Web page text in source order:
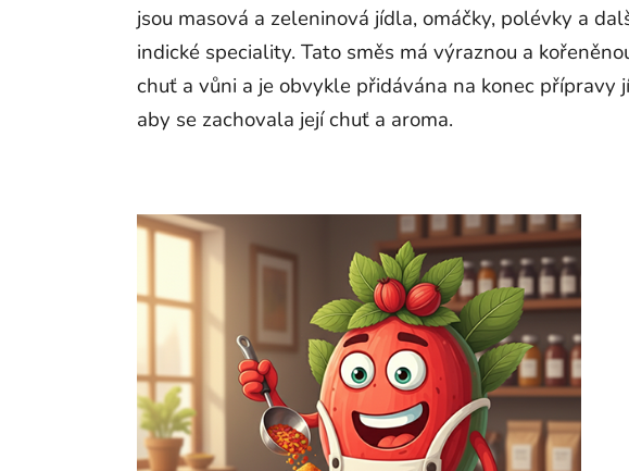
jsou masová a zeleninová jídla, omáčky, polévky a
indické speciality. Tato směs má výraznou a
chuť a vůni a je obvykle přidávána na konec přípravy
aby se zachovala její chuť a aroma.